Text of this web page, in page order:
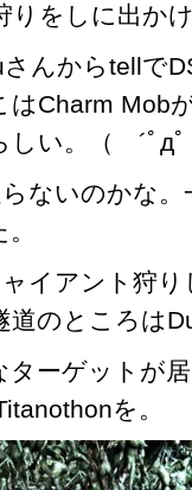
りをしに出か
んからtellで
はCharm Mob
しい。（ ´ﾟдﾟ
ないのかな
イアント狩
道のところは
ターゲットが
を。